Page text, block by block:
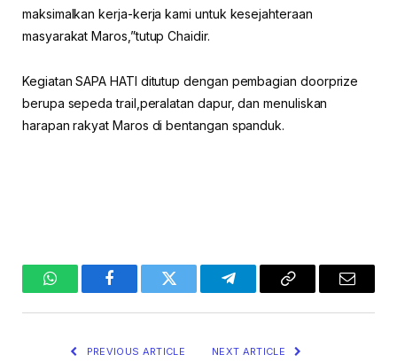
maksimalkan kerja-kerja kami untuk kesejahteraan
masyarakat Maros,”tutup Chaidir.
Kegiatan SAPA HATI ditutup dengan pembagian doorprize
berupa sepeda trail,peralatan dapur, dan menuliskan
harapan rakyat Maros di bentangan spanduk.
WhatsAppFacebookTwitter TelegramCopy
Email
PREVIOUS ARTICLE NEXT ARTICLE